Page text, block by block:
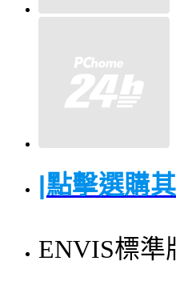
|點擊選購
ENVIS標準